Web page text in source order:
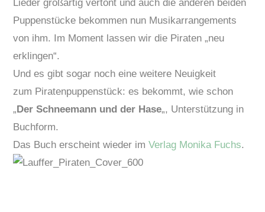
Lieder großartig vertont und auch die anderen beiden
Puppenstücke bekommen nun Musikarrangements
von ihm. Im Moment lassen wir die Piraten „neu
erklingen“.
Und es gibt sogar noch eine weitere Neuigkeit
zum Piratenpuppenstück: es bekommt, wie schon
„Der Schneemann und der Hase„, Unterstützung in
Buchform.
Das Buch erscheint wieder imVerlag Monika Fuchs.